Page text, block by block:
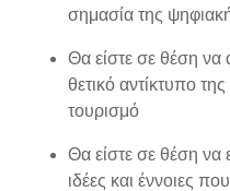
σημασία της
Θα είστε σε θέση να
θετικό αντίκτυπο της
τουρισμό
Θα είστε σε θέση να
ιδέες και έννοιες